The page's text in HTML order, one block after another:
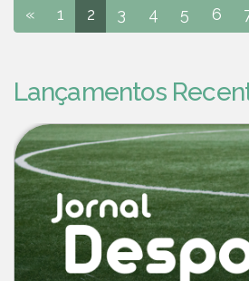
« 1 2 3 4 5 6
Lançamentos